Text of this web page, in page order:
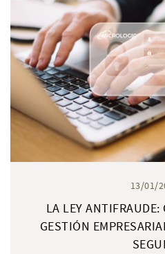
13/01/
LA LEY ANTIFRAUDE:
GESTIÓN